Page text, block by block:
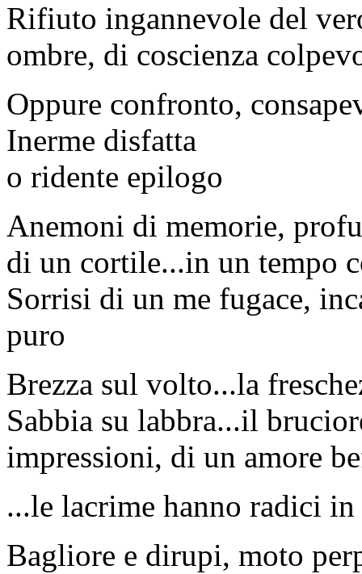
Rifiuto ingannevole del
ombre, di coscienza
Oppure confronto,
Inerme disfatta
o ridente epilogo
Anemoni di memorie,
di un cortile...in un tempo
Sorrisi di un me fugace,
puro
Brezza sul volto...la
Sabbia su labbra...il
impressioni, di un amore
...le lacrime hanno radici
Bagliore e dirupi, moto